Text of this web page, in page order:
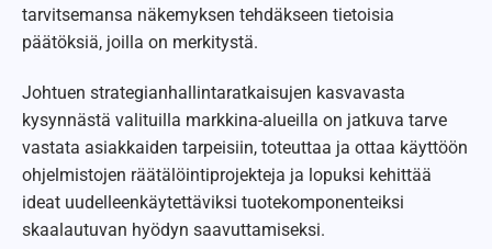
tarvitsemansa näkemyksen tehdäkseen tietoisia
päätöksiä, joilla on merkitystä.
Johtuen strategianhallintaratkaisujen kasvavasta
kysynnästä valituilla markkina-alueilla on jatkuva tarve
vastata asiakkaiden tarpeisiin, toteuttaa ja ottaa käyttöön
ohjelmistojen räätälöintiprojekteja ja lopuksi kehittää
ideat uudelleenkäytettäviksi tuotekomponenteiksi
skaalautuvan hyödyn saavuttamiseksi.